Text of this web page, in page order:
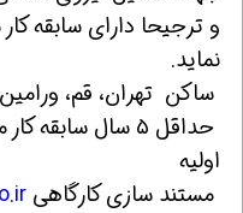
و ترجیحا دارای سابقه
نماید.
ساکن تهران، قم، ورامین
حداقل ۵ سال
اولیه
مستند سازی کارگاهی